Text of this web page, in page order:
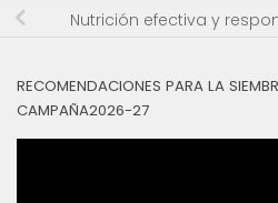
Nutrición efectiva y
RECOMENDACIONES PARA LA
CAMPAÑA2026-27